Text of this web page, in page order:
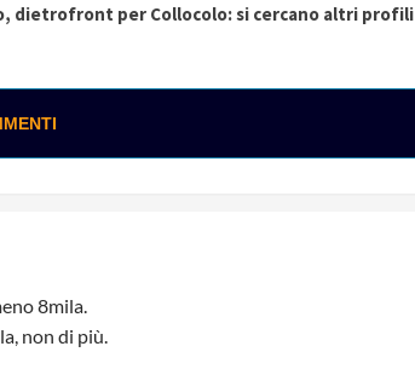
dietrofront per Collocolo: si cercano altri profili
8mila.
non di più.